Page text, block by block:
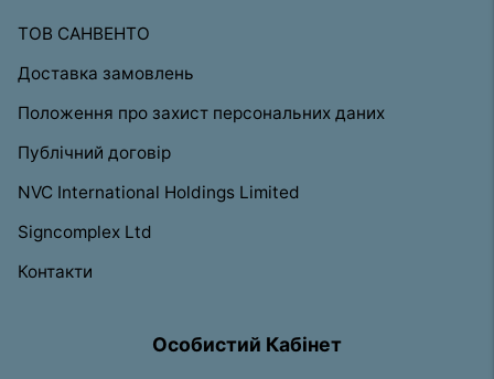
ТОВ САНВЕНТО
Доставка замовлень
Положення про захист персональних даних
Публічний договір
NVC International Holdings Limited
Signcomplex Ltd
Контакти
Особистий Кабінет